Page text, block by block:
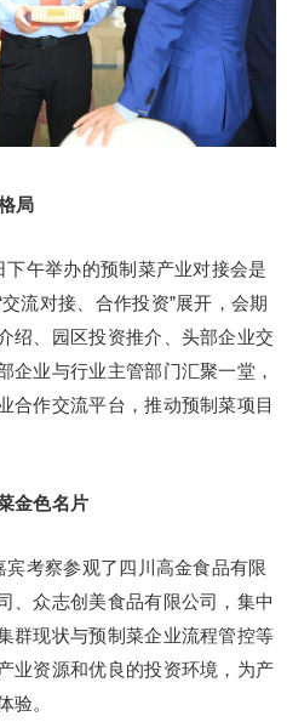
局
午举办的预制菜产业对接会是
流对接、合作投资”展开，会期
绍、园区投资推介、头部企业交
企业与行业主管部门汇聚一堂，
合作交流平台，推动预制菜项目
金色名片
考察参观了四川高金食品有限
、众志创美食品有限公司，集中
群现状与预制菜企业流程管控等
业资源和优良的投资环境，为产
验。